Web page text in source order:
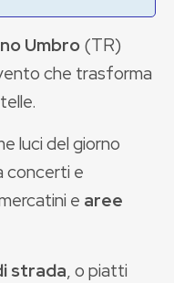
Umbro(TR)
che trasforma
luci del giorno
concerti e
e aree
strada, o piatti